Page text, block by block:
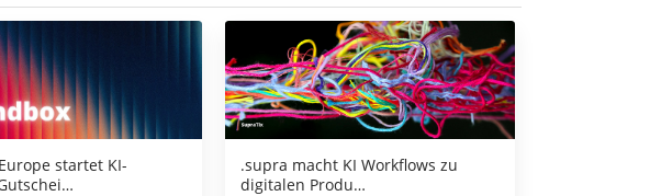
startet KI-
.supra macht KI Workflows zu
digitalen Produ…